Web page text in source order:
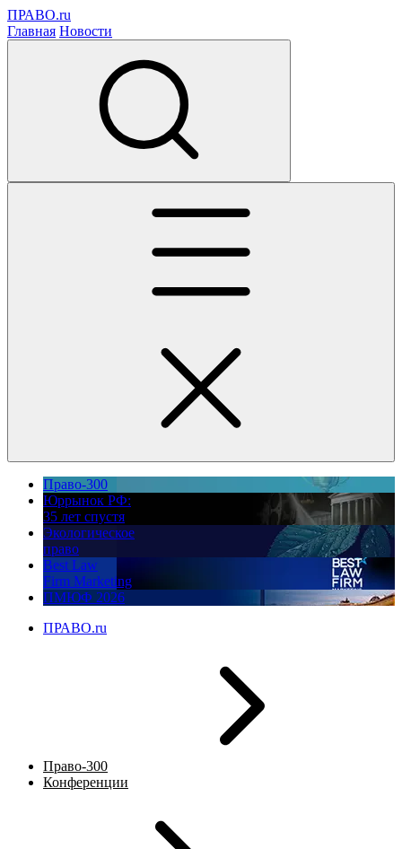
ПРАВО.ru
Главная Новости
Право-300
Юррынок РФ:
35 лет спустя
Экологическое
право
Best Law
Firm Marketing
ПМЮФ 2026
ПРАВО.ru
Право-300
Конференции